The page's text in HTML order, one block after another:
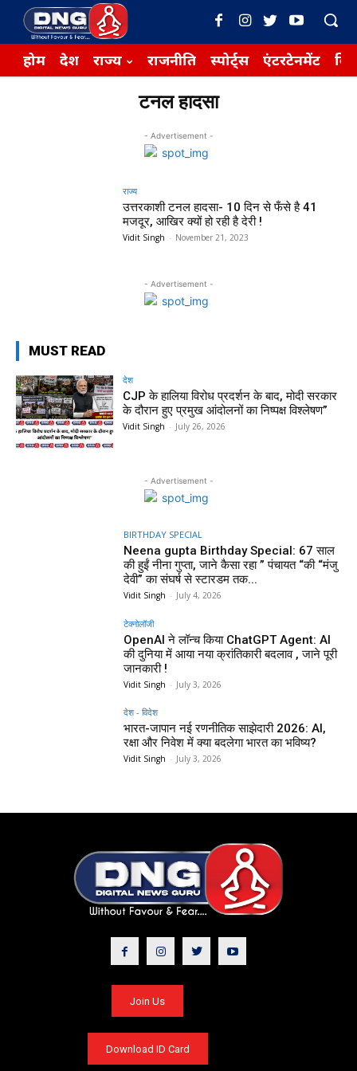
होम देश राज्य राजनीति स्पोर्ट्स एंटरटेनमेंट
टनल हादसा
- Advertisement -
राज्य
उत्तरकाशी टनल हादसा- 10 दिन से फँसे है 41
मजदूर, आखिर क्यों हो रही है देरी !
Vidit Singh - November 21, 2023
- Advertisement -
MUST READ
देश
CJP के हालिया विरोध प्रदर्शन के बाद, मोदी सरकार
के दौरान हुए प्रमुख आंदोलनों का निष्पक्ष विश्लेषण”
Vidit Singh - July 26, 2026
- Advertisement -
BIRTHDAY SPECIAL
Neena gupta Birthday Special: 67 साल
की हुईं नीना गुप्ता, जाने कैसा रहा ” पंचायत “की “मंजु
देवी” का संघर्ष से स्टारडम तक...
Vidit Singh - July 4, 2026
टेक्नोलॉजी
OpenAI ने लॉन्च किया ChatGPT Agent: AI
की दुनिया में आया नया क्रांतिकारी बदलाव , जाने पूरी
जानकारी !
Vidit Singh - July 3, 2026
देश - विदेश
भारत-जापान नई रणनीतिक साझेदारी 2026: AI,
रक्षा और निवेश में क्या बदलेगा भारत का भविष्य?
Vidit Singh - July 3, 2026
Join Us
Download ID Card